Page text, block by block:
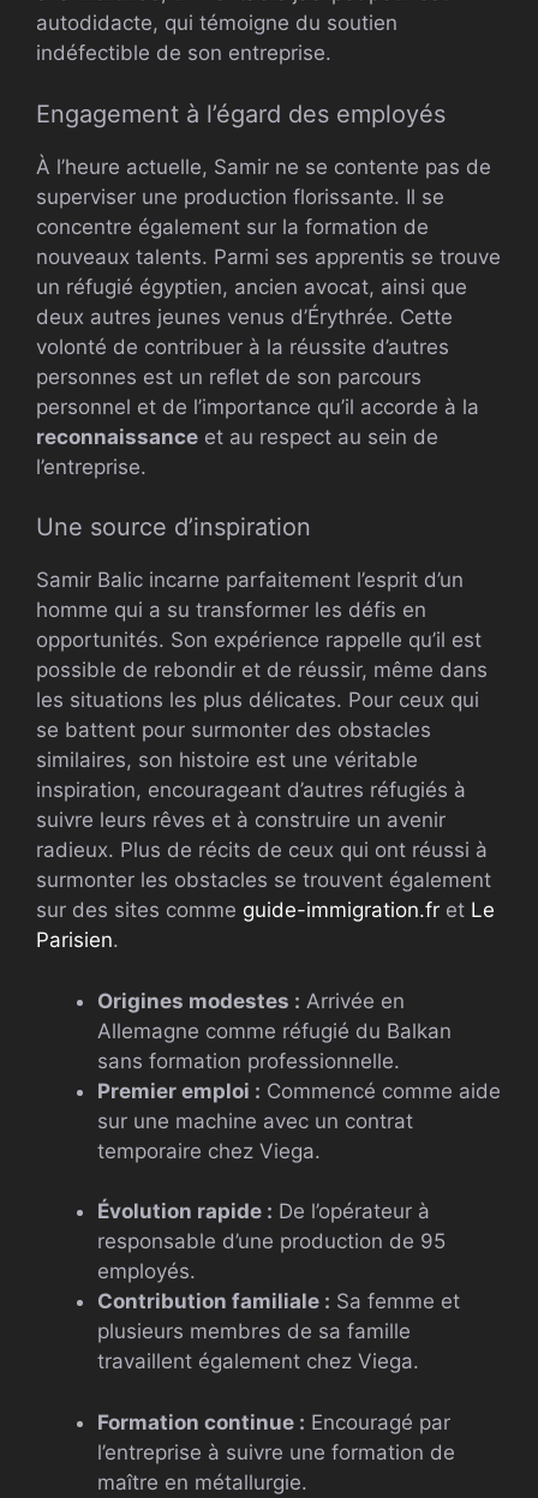
autodidacte, qui témoigne du soutien
indéfectible de son entreprise.
Engagement à l’égard des employés
À l’heure actuelle, Samir ne se contente pas de
superviser une production florissante. Il se
concentre également sur la formation de
nouveaux talents. Parmi ses apprentis se trouve
un réfugié égyptien, ancien avocat, ainsi que
deux autres jeunes venus d’Érythrée. Cette
volonté de contribuer à la réussite d’autres
personnes est un reflet de son parcours
personnel et de l’importance qu’il accorde à la
reconnaissance et au respect au sein de
l’entreprise.
Une source d’inspiration
Samir Balic incarne parfaitement l’esprit d’un
homme qui a su transformer les défis en
opportunités. Son expérience rappelle qu’il est
possible de rebondir et de réussir, même dans
les situations les plus délicates. Pour ceux qui
se battent pour surmonter des obstacles
similaires, son histoire est une véritable
inspiration, encourageant d’autres réfugiés à
suivre leurs rêves et à construire un avenir
radieux. Plus de récits de ceux qui ont réussi à
surmonter les obstacles se trouvent également
sur des sites comme guide-immigration.fr et Le
Parisien.
Origines modestes : Arrivée en
Allemagne comme réfugié du Balkan
sans formation professionnelle.
Premier emploi : Commencé comme aide
sur une machine avec un contrat
temporaire chez Viega.
Évolution rapide : De l’opérateur à
responsable d’une production de 95
employés.
Contribution familiale : Sa femme et
plusieurs membres de sa famille
travaillent également chez Viega.
Formation continue : Encouragé par
l’entreprise à suivre une formation de
maître en métallurgie.